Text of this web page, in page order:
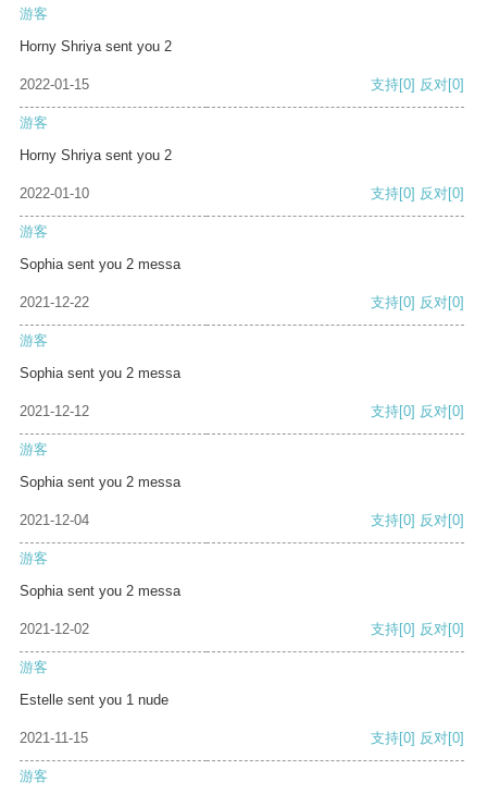
游客
Horny Shriya sent you 2
2022-01-15 支持[0] 反对[0]
游客
Horny Shriya sent you 2
2022-01-10 支持[0] 反对[0]
游客
Sophia sent you 2 messa
2021-12-22 支持[0] 反对[0]
游客
Sophia sent you 2 messa
2021-12-12 支持[0] 反对[0]
游客
Sophia sent you 2 messa
2021-12-04 支持[0] 反对[0]
游客
Sophia sent you 2 messa
2021-12-02 支持[0] 反对[0]
游客
Estelle sent you 1 nude
2021-11-15 支持[0] 反对[0]
游客